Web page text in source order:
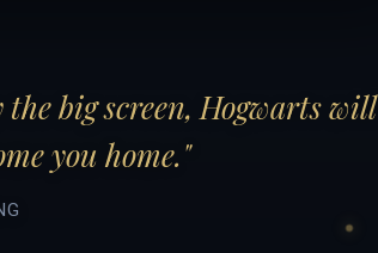
the big screen, Hogwarts will
you home."